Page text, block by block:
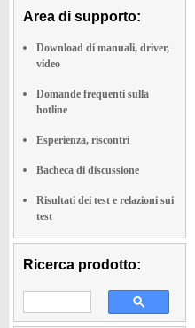
Area di supporto:
Download di manuali, driver,
video
Domande frequenti sulla
hotline
Esperienza, riscontri
Bacheca di discussione
Risultati dei test e relazioni sui
test
Ricerca prodotto: